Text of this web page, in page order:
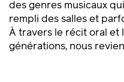
des genres musicaux
rempli des salles et
À travers le récit oral
générations, nous